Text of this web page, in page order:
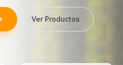
Ver Productos